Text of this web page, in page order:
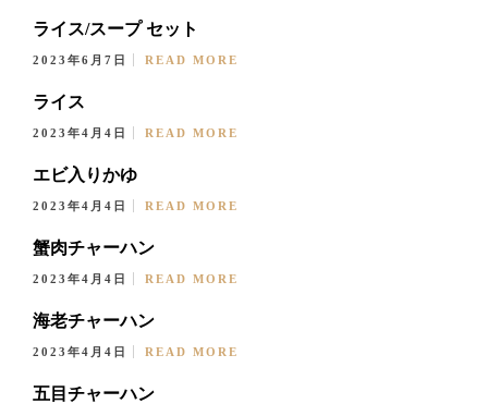
ライス/スープ セット
2023年6月7日 READ MORE
ライス
2023年4月4日 READ MORE
エビ入りかゆ
2023年4月4日 READ MORE
蟹肉チャーハン
2023年4月4日 READ MORE
海老チャーハン
2023年4月4日 READ MORE
五目チャーハン